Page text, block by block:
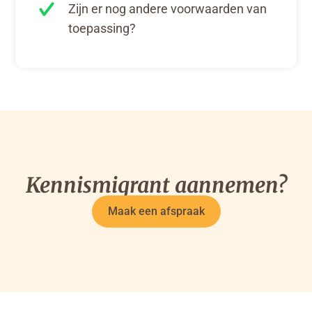
Zijn er nog andere voorwaarden van
toepassing?
Kennismigrant aannemen?
Maak een afspraak